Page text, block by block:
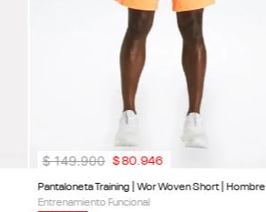
Pantaloneta Training | Wor Woven Short | Hombre
Entrenamiento Funcional
$ 149.900 $80.946